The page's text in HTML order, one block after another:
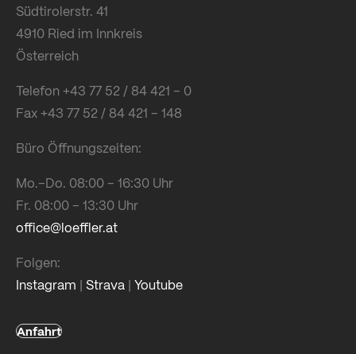
Südtirolerstr. 41
4910 Ried im Innkreis
Österreich
Telefon +43 77 52 / 84 421 – 0
Fax +43 77 52 / 84 421 – 148
Büro Öffnungszeiten:
Mo.–Do. 08:00 – 16:30 Uhr
Fr. 08:00 – 13:30 Uhr
office@loeffler.at
Folgen:
Instagram | Strava | Youtube
Anfahrt